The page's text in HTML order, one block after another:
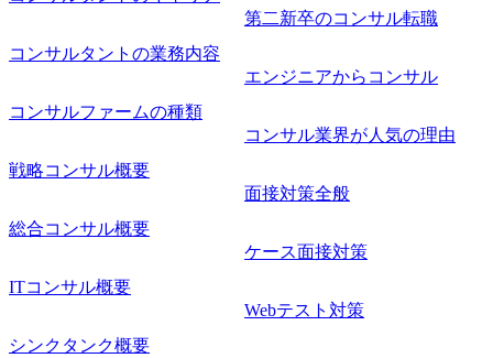
で主体的に動ける方 ・年齢にこだわらず、アドバイスを素
直に受け取れる方 ・推進力のある方
コンサルタントの業務内容
コンサルファームの種類
戦略コンサル概要
総合コンサル概要
ITコンサル概要
シンクタンク概要
第二新卒のコンサル転職
エンジニアからコンサル
コンサル業界が人気の理由
面接対策全般
ケース面接対策
Webテスト対策